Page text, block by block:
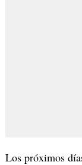
Los próximos